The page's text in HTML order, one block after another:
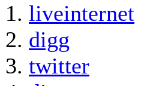
liveinternet
digg
twitter